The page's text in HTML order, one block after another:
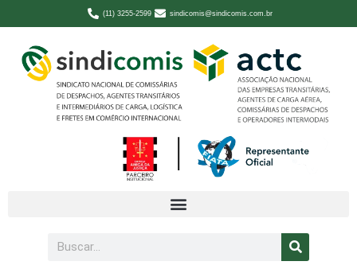
(11) 3255-2599 sindicomis@sindicomis.com.br